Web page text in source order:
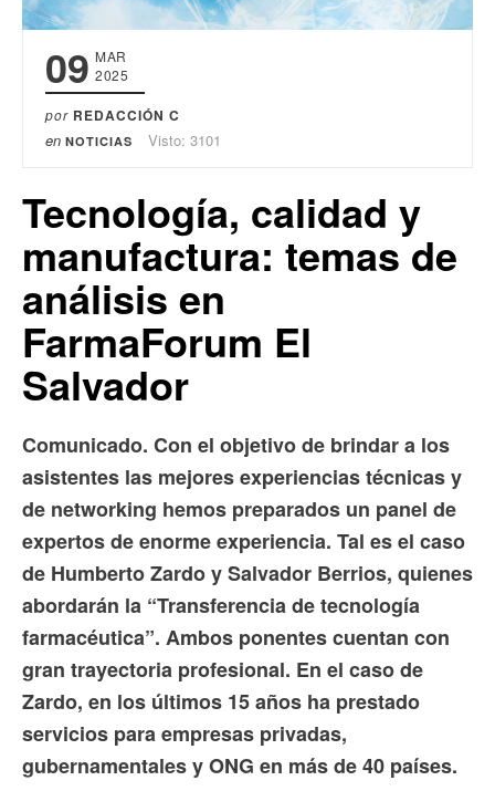
09 MAR
2025
por REDACCIÓN C
en NOTICIAS Visto: 3101
Tecnología, calidad y
manufactura: temas de
análisis en
FarmaForum El
Salvador
Comunicado. Con el objetivo de brindar a los
asistentes las mejores experiencias técnicas y
de networking hemos preparados un panel de
expertos de enorme experiencia. Tal es el caso
de Humberto Zardo y Salvador Berrios, quienes
abordarán la “Transferencia de tecnología
farmacéutica”. Ambos ponentes cuentan con
gran trayectoria profesional. En el caso de
Zardo, en los últimos 15 años ha prestado
servicios para empresas privadas,
gubernamentales y ONG en más de 40 países.